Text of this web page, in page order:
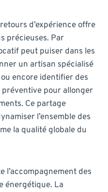
d’expérience offre
précieuses. Par
peut puiser dans les
un artisan spécialisé
encore identifier des
pour allonger
Ce partage
l’ensemble des
la qualité globale du
l’accompagnement des
énergétique. La